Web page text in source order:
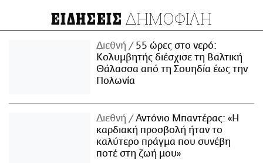
ΕΙΔΗΣΕΙΣ ΔΗΜΟΦΙΛΗ
Διεθνή
55 ώρες στο νερό:
Κολυμβητής διέσχισε τη Βαλτική
Θάλασσα από τη Σουηδία έως την
Πολωνία
Διεθνή
Αντόνιο Μπαντέρας: «Η
καρδιακή προσβολή ήταν το
καλύτερο πράγμα που συνέβη
ποτέ στη ζωή μου»